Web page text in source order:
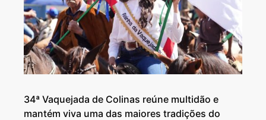
34ª Vaquejada de Colinas reúne multidão e
mantém viva uma das maiores tradições do